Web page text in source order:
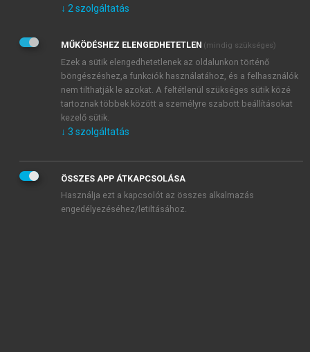
Kérek értesítést az Akadémiai Kiadó Zrt. újdonságairól,
Adatkezelési tájékoztatóbanfoglaltakat tudomásul
veszem és elfogadom.
Általános vásárlási feltételeket, valamint a szotar.netés a
mersz.huoldalak licencszerződéseiben foglaltakat
tudomásul veszem és elfogadom.
KIPRÓBÁLOM
↓ 2 szolgáltatás
MŰKÖDÉSHEZ ELENGEDHETETLEN (mindig szükséges)
Ezek a sütik elengedhetetlenek az oldalunkon történő
böngészéshez,a funkciók használatához, és a felhasználók
nem tilthatják le azokat. A feltétlenül szükséges sütik közé
tartoznak többek között a személyre szabott beállításokat
kezelő sütik.
↓ 3 szolgáltatás
ÖSSZES APP ÁTKAPCSOLÁSA
Használja ezt a kapcsolót az összes alkalmazás
engedélyezéséhez/letiltásához.